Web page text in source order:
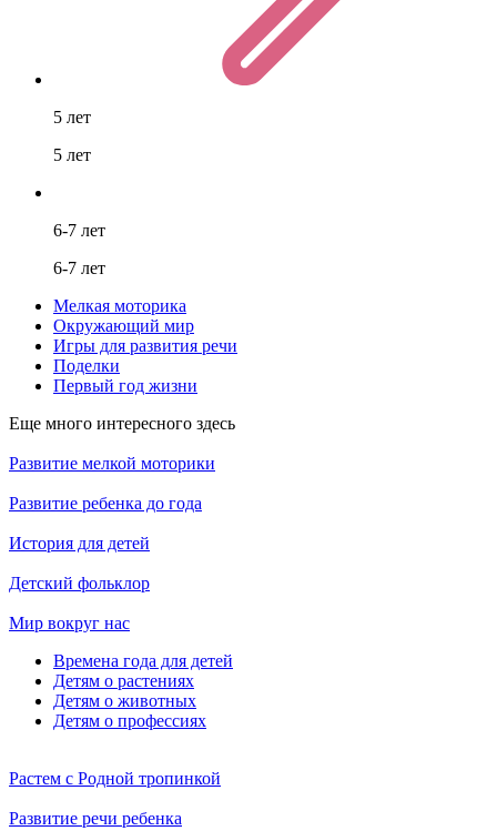
5 лет
5 лет
6-7 лет
6-7 лет
Мелкая моторика
Окружающий мир
Игры для развития речи
Поделки
Первый год жизни
Еще много интересного здесь
Развитие мелкой моторики
Развитие ребенка до года
История для детей
Детский фольклор
Мир вокруг нас
Времена года для детей
Детям о растениях
Детям о животных
Детям о профессиях
Растем с Родной тропинкой
Развитие речи ребенка